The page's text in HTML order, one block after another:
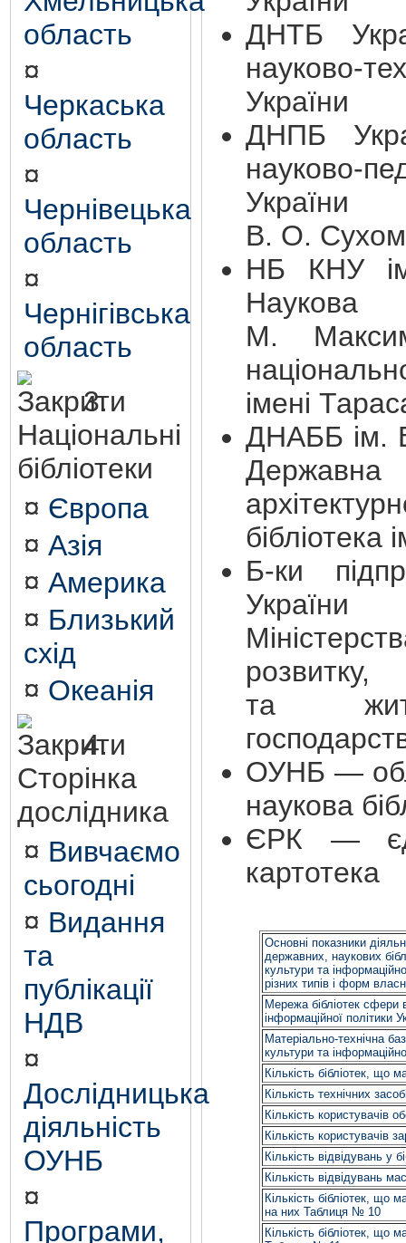
область
¤
Черкаська
область
¤
Чернівецька
область
¤
Чернігівська
область
3.
Національні
бібліотеки
¤ Європа
¤ Азія
¤ Америка
¤ Близький
схід
¤ Океанія
4.
Сторінка
дослідника
¤ Вивчаємо
сьогодні
¤ Видання
та
публікації
НДВ
¤
Дослідницька
діяльність
ОУНБ
¤
Програми,
ДНТБ
науково-
України
ДНПБ
науково-
В. О.
НБ КНУ
Наукова
М.
імені
ДНАББ ім.
бібліотека
Б-ки
та
ОУНБ —
наукова
ЄРК —
картотека
Основні показники
державних, наукових
культури та
різних типів і форм
Мережа бібліотек сфери
інформаційної політики
Матеріально-технічна
культури та
Кількість бібліотек, що
Кількість технічних
Кількість
Кількість
Кількість відвідувань у
Кількість відвідувань
Кількість бібліотек, що
на них Таблиця № 10
Кількість бібліотек, що